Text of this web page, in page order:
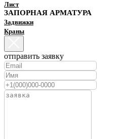
Лист
ЗАПОРНАЯ АРМАТУРА
Задвижки
Краны
отправить заявку